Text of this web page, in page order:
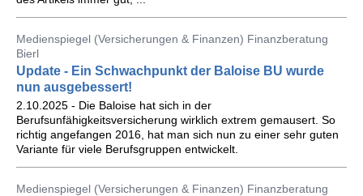
Medienspiegel (Versicherungen & Finanzen) Finanzberatung
Bierl
Update - Ein Schwachpunkt der Baloise BU wurde
nun ausgebessert!
2.10.2025 - Die Baloise hat sich in der
Berufsunfähigkeitsversicherung wirklich extrem gemausert. So
richtig angefangen 2016, hat man sich nun zu einer sehr guten
Variante für viele Berufsgruppen entwickelt.
Medienspiegel (Versicherungen & Finanzen) Finanzberatung